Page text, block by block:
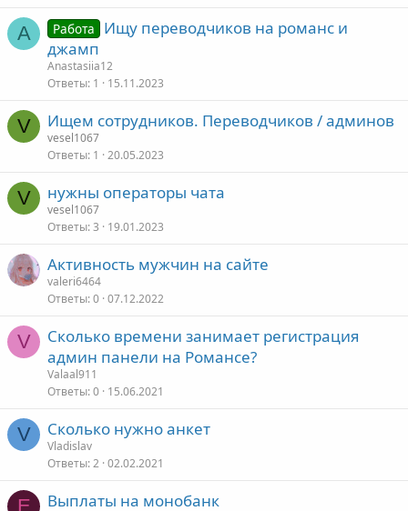
A Работа
Ищу переводчиков на романс и
джамп
Anastasiia12
Ответы 1 15.11.2023
V Ищем сотрудников. Переводчиков / админов
vesel1067
Ответы 1 20.05.2023
V нужны операторы чата
vesel1067
Ответы 3 19.01.2023
Активность мужчин на сайте
valeri6464
Ответы 0 07.12.2022
V
Сколько времени занимает регистрация
админ панели на Романсе?
Valaal911
Ответы 0 15.06.2021
V Сколько нужно анкет
Vladislav
Ответы 2 02.02.2021
E Выплаты на монобанк